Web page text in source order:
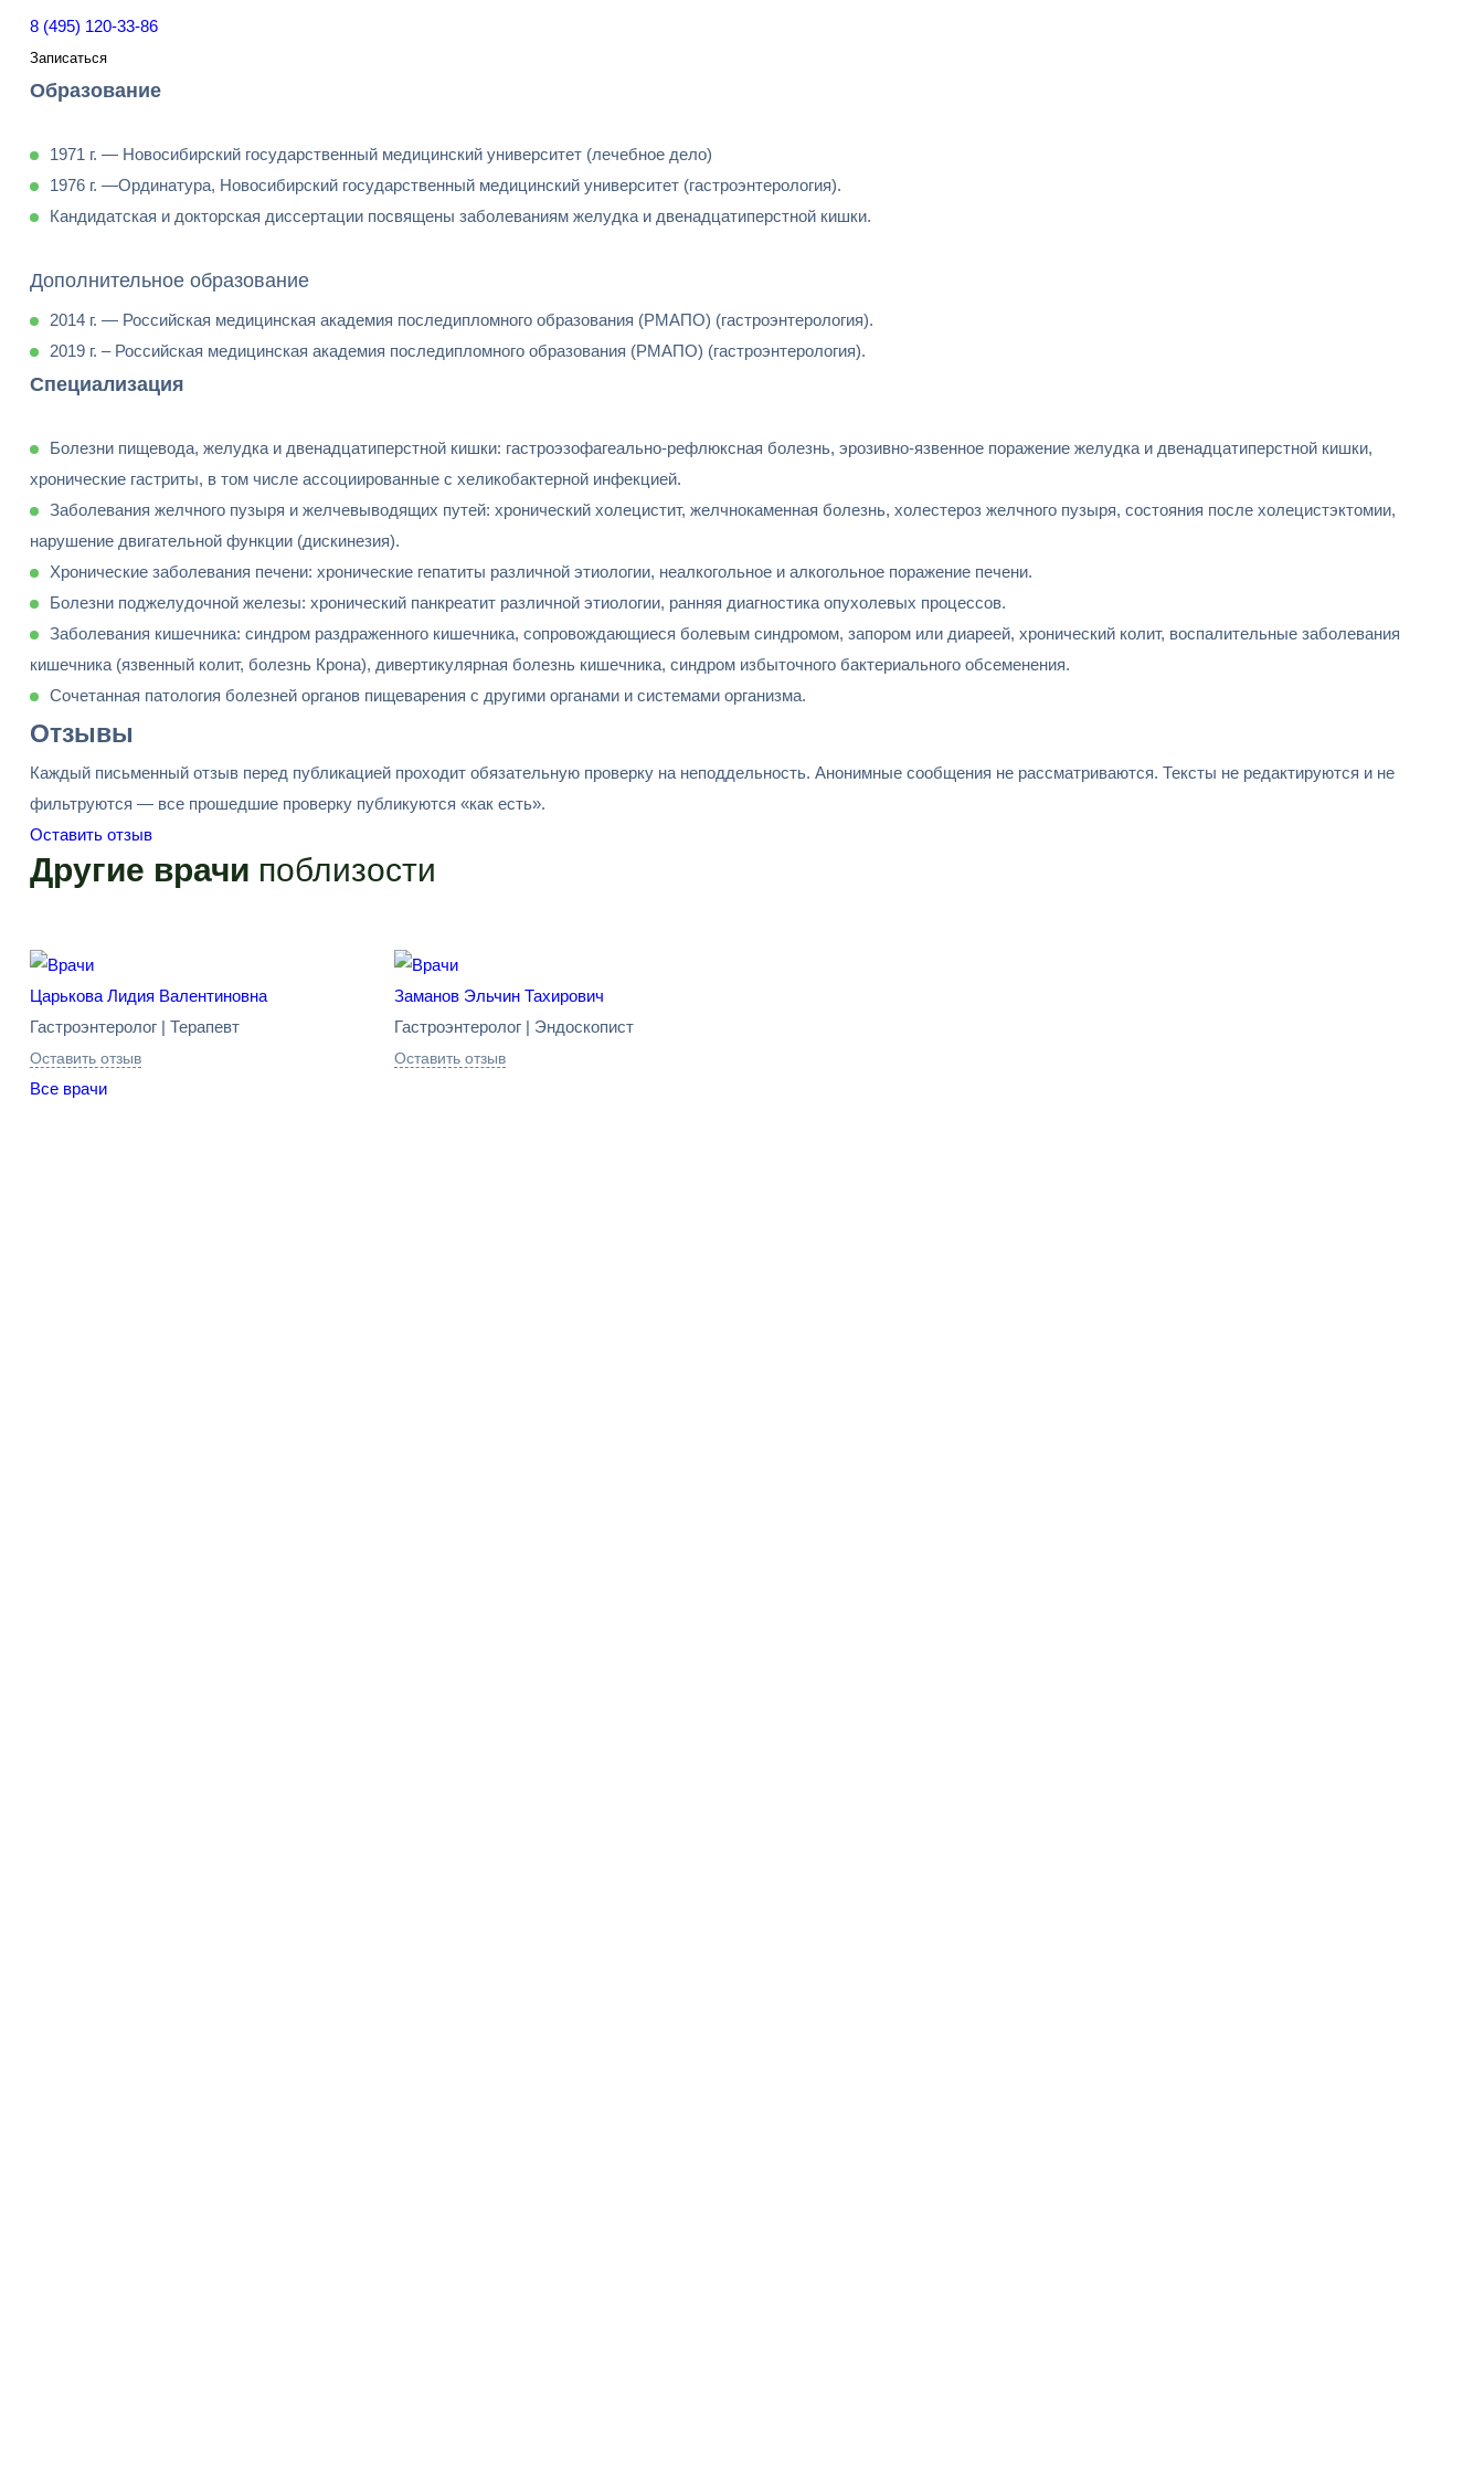
8 (495) 120-33-86
Записаться
Образование
1971 г. — Новосибирский государственный медицинский университет (лечебное дело)
1976 г. —Ординатура, Новосибирский государственный медицинский университет (гастроэнтерология).
Кандидатская и докторская диссертации посвящены заболеваниям желудка и двенадцатиперстной кишки.
Дополнительное образование
2014 г. — Российская медицинская академия последипломного образования (РМАПО) (гастроэнтерология).
2019 г. – Российская медицинская академия последипломного образования (РМАПО) (гастроэнтерология).
Специализация
Болезни пищевода, желудка и двенадцатиперстной кишки: гастроэзофагеально-рефлюксная болезнь, эрозивно-язвенное поражение желудка и двенадцатиперстной кишки,
хронические гастриты, в том числе ассоциированные с хеликобактерной инфекцией.
Заболевания желчного пузыря и желчевыводящих путей: хронический холецистит, желчнокаменная болезнь, холестероз желчного пузыря, состояния после холецистэктомии,
нарушение двигательной функции (дискинезия).
Хронические заболевания печени: хронические гепатиты различной этиологии, неалкогольное и алкогольное поражение печени.
Болезни поджелудочной железы: хронический панкреатит различной этиологии, ранняя диагностика опухолевых процессов.
Заболевания кишечника: синдром раздраженного кишечника, сопровождающиеся болевым синдромом, запором или диареей, хронический колит, воспалительные заболевания
кишечника (язвенный колит, болезнь Крона), дивертикулярная болезнь кишечника, синдром избыточного бактериального обсеменения.
Cочетанная патология болезней органов пищеварения с другими органами и системами организма.
Отзывы
Каждый письменный отзыв перед публикацией проходит обязательную проверку на неподдельность. Анонимные сообщения не рассматриваются. Тексты не редактируются и не
фильтруются — все прошедшие проверку публикуются «как есть».
Оставить отзыв
Другие врачи поблизости
Царькова Лидия Валентиновна
Гастроэнтеролог | Терапевт
Оставить отзыв
Заманов Эльчин Тахирович
Гастроэнтеролог | Эндоскопист
Оставить отзыв
Все врачи